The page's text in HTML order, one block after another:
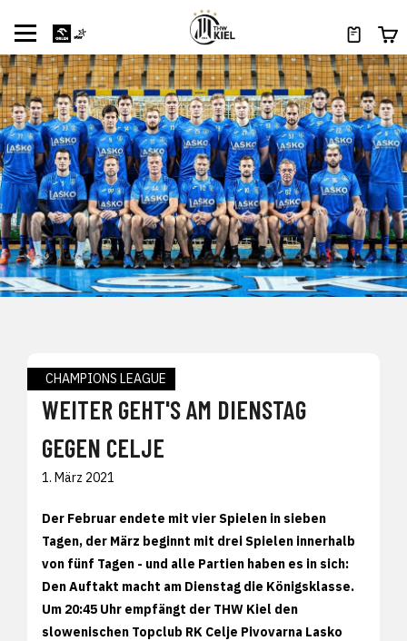
CHAMPIONS LEAGUE
WEITER GEHT'S AM DIENSTAG
GEGEN CELJE
1. März 2021
Der Februar endete mit vier Spielen in sieben
Tagen, der März beginnt mit drei Spielen innerhalb
von fünf Tagen - und alle Partien haben es in sich:
Den Auftakt macht am Dienstag die Königsklasse.
Um 20:45 Uhr empfängt der THW Kiel den
slowenischen Topclub RK Celje Pivovarna Lasko